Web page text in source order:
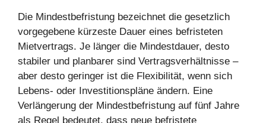
Die Mindestbefristung bezeichnet die gesetzlich
vorgegebene kürzeste Dauer eines befristeten
Mietvertrags. Je länger die Mindestdauer, desto
stabiler und planbarer sind Vertragsverhältnisse –
aber desto geringer ist die Flexibilität, wenn sich
Lebens- oder Investitionspläne ändern. Eine
Verlängerung der Mindestbefristung auf fünf Jahre
als Regel bedeutet, dass neue befristete